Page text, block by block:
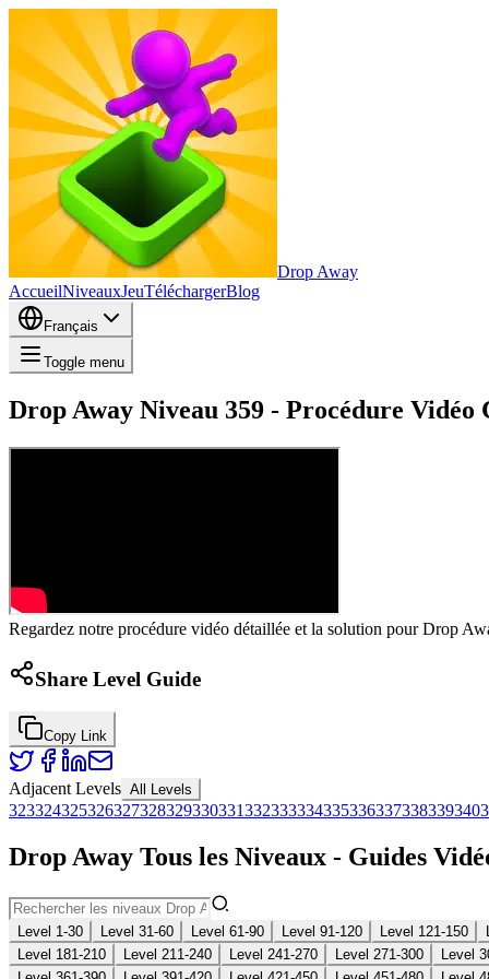
Drop Away
AccueilNiveauxJeuTéléchargerBlog
Français
Toggle menu
Drop Away Niveau 359 - Procédure Vidéo
Regardez notre procédure vidéo détaillée et la solution pour Drop
Share Level Guide
Copy Link
Adjacent Levels All Levels
323324325326327328329330331332333334335336337338339340
Drop Away Tous les Niveaux - Guides
Level 1-30 Level 31-60 Level 61-90 Level 91-120 Level 121-150
Level 181-210
Level 211-240 Level 241-270 Level 271-300
Level